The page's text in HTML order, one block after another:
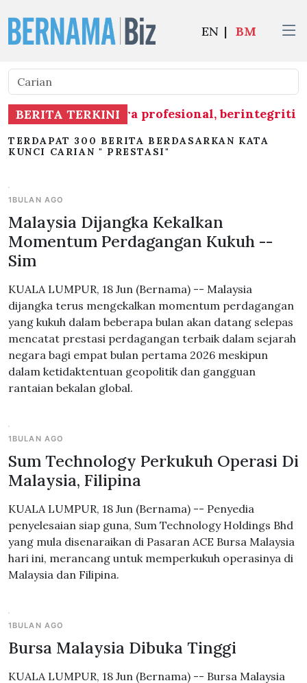
EN | BM
BERITA TERKINI
dilaksanakan secara profesional, berintegriti
TERDAPAT 300 BERITA BERDASARKAN KATA
KUNCI CARIAN " PRESTASI"
1BULAN AGO
Malaysia Dijangka Kekalkan
Momentum Perdagangan Kukuh --
Sim
KUALA LUMPUR, 18 Jun (Bernama) -- Malaysia
dijangka terus mengekalkan momentum perdagangan
yang kukuh dalam beberapa bulan akan datang selepas
mencatat prestasi perdagangan terbaik dalam sejarah
negara bagi empat bulan pertama 2026 meskipun
dalam ketidaktentuan geopolitik dan gangguan
rantaian bekalan global.
1BULAN AGO
Sum Technology Perkukuh Operasi Di
Malaysia, Filipina
KUALA LUMPUR, 18 Jun (Bernama) -- Penyedia
penyelesaian siap guna, Sum Technology Holdings Bhd
yang mula disenaraikan di Pasaran ACE Bursa Malaysia
hari ini, merancang untuk memperkukuh operasinya di
Malaysia dan Filipina.
1BULAN AGO
Bursa Malaysia Dibuka Tinggi
KUALA LUMPUR, 18 Jun (Bernama) -- Bursa Malaysia